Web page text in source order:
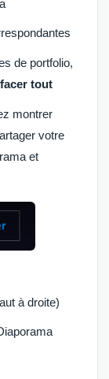
de portfolio,
tout
montrer
votre
et
à droite)